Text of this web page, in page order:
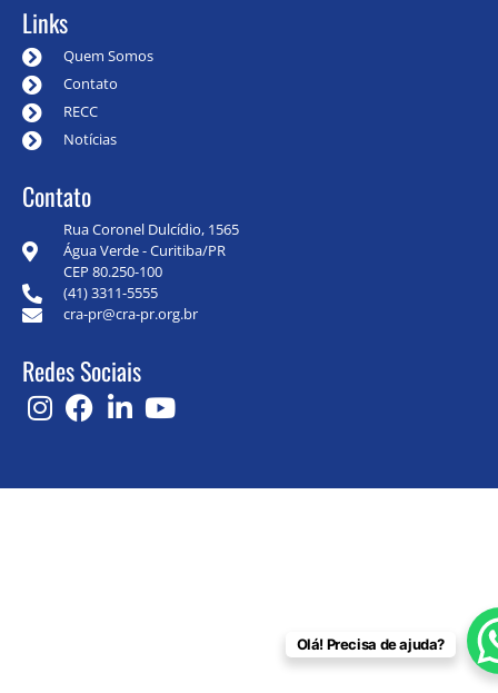
Links
Quem Somos
Contato
RECC
Notícias
Contato
Rua Coronel Dulcídio, 1565
Água Verde - Curitiba/PR
CEP 80.250-100
(41) 3311-5555
cra-pr@cra-pr.org.br
Redes Sociais
Olá! Precisa de ajuda?